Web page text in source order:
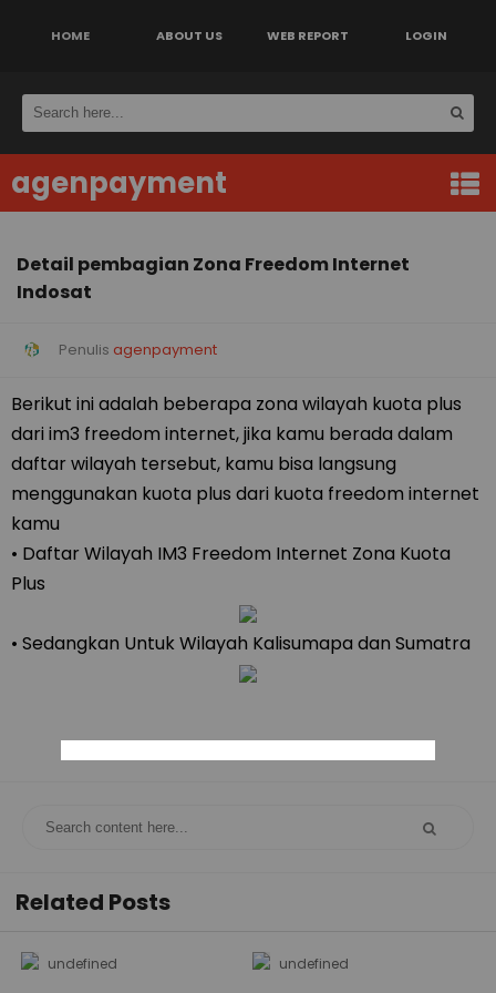
HOME ABOUT US WEB REPORT LOGIN
agenpayment
Detail pembagian Zona Freedom Internet
Indosat
Penulis agenpayment
Berikut ini adalah beberapa zona wilayah kuota plus
dari im3 freedom internet, jika kamu berada dalam
daftar wilayah tersebut, kamu bisa langsung
menggunakan kuota plus dari kuota freedom internet
kamu
• Daftar Wilayah IM3 Freedom Internet Zona Kuota
Plus
• Sedangkan Untuk Wilayah Kalisumapa dan Sumatra
Related Posts
undefined undefined